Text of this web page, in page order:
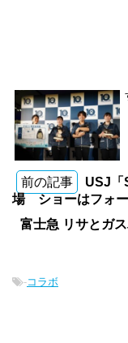
前の記事
USJ「
場 ショーはフォー
富士急 リサとガ
-コラボ